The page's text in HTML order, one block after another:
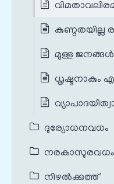
കുണ്ഠതയില്ല
മുള്ള
ധൃഷ്ടനാകും
ദുര്യോധനവധം
നരകാസുരവധം
നിഴൽക്കുത്ത്